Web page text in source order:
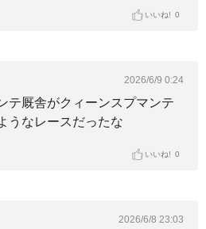
いいね! 0
2026/6/9 0:24
テ厩舎がクィーンスプマンテ
うなレースだったな
いいね! 0
2026/6/8 23:03